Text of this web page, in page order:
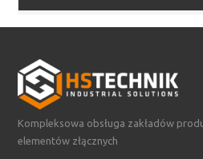
Kompleksowa obsługa zakładów
elementów złącznych